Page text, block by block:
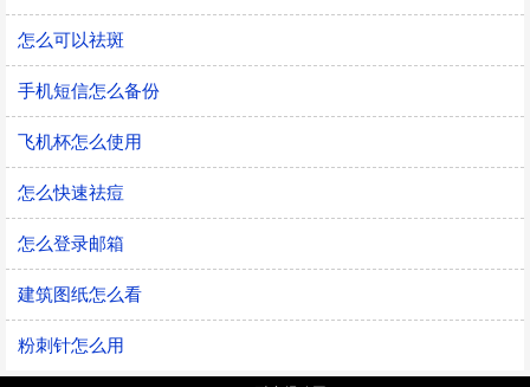
怎么可以祛斑
手机短信怎么备份
飞机杯怎么使用
怎么快速祛痘
怎么登录邮箱
建筑图纸怎么看
粉刺针怎么用